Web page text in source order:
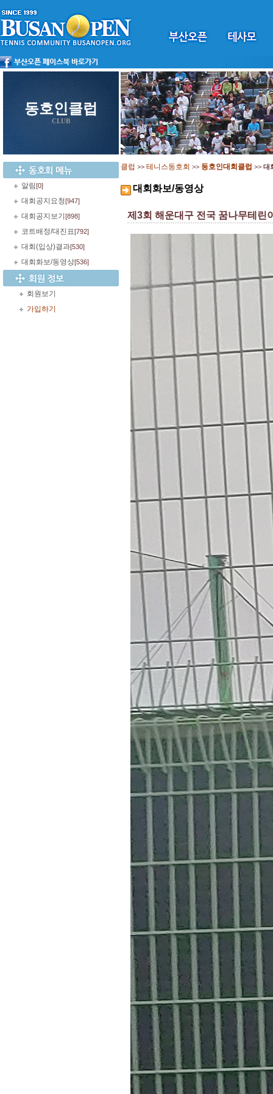
동호인클럽
CLUB
알림[0]
대회공지요청[947]
대회공지보기 [898]
코트배정/대진표[792]
대회(입상)결과[530]
대회화보/동영상[536]
회원보기
가입하기
클럽 >> 테니스동호회 >> 동호인대회클럽 >> 대
대회화보/동영상
제3회 해운대구 전국 꿈나무테린